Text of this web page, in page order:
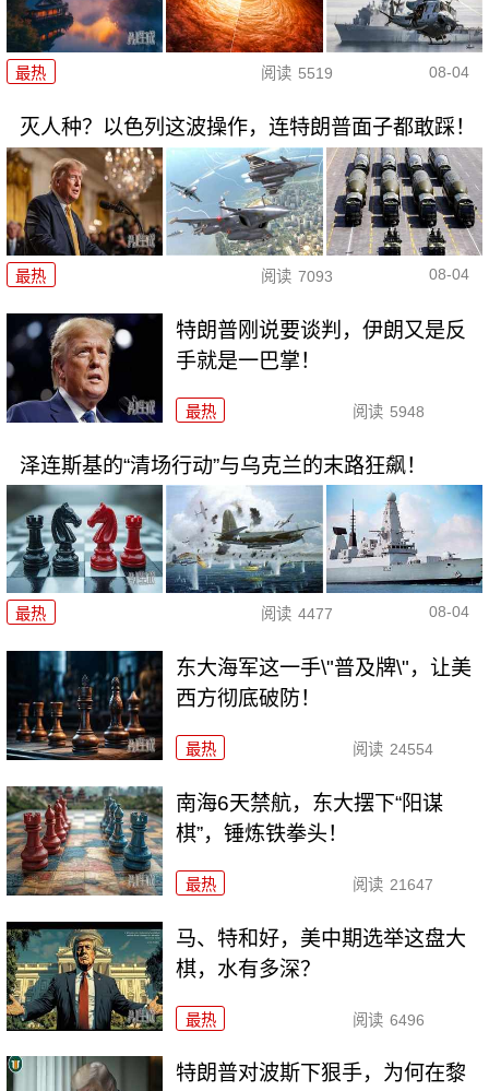
最热 阅读 5519 08-04
灭人种？以色列这波操作，连特朗普面子都敢踩！
最热 阅读 7093 08-04
特朗普刚说要谈判，伊朗又是反
手就是一巴掌！
最热 阅读 5948
泽连斯基的“清场行动”与乌克兰的末路狂飙！
最热 阅读 4477 08-04
东大海军这一手\"普及牌\"，让美
西方彻底破防！
最热 阅读 24554
南海6天禁航，东大摆下“阳谋
棋”，锤炼铁拳头！
最热 阅读 21647
马、特和好，美中期选举这盘大
棋，水有多深？
最热 阅读 6496
特朗普对波斯下狠手，为何在黎